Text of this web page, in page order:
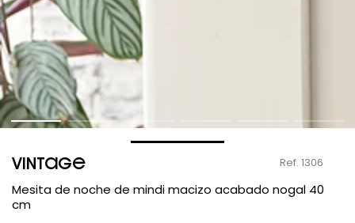
VINTAGE Ref. 1306
Mesita de noche de mindi macizo acabado nogal 40
cm